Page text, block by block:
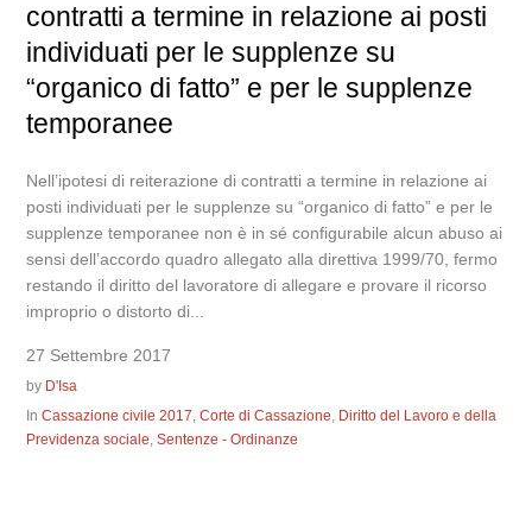
contratti a termine in relazione ai posti
individuati per le supplenze su
“organico di fatto” e per le supplenze
temporanee
Nell’ipotesi di reiterazione di contratti a termine in relazione ai
posti individuati per le supplenze su “organico di fatto” e per le
supplenze temporanee non è in sé configurabile alcun abuso ai
sensi dell’accordo quadro allegato alla direttiva 1999/70, fermo
restando il diritto del lavoratore di allegare e provare il ricorso
improprio o distorto di...
27 Settembre 2017
by D'Isa
InCassazione civile 2017,Corte di Cassazione, Diritto del Lavoro e della
Previdenza sociale,Sentenze - Ordinanze